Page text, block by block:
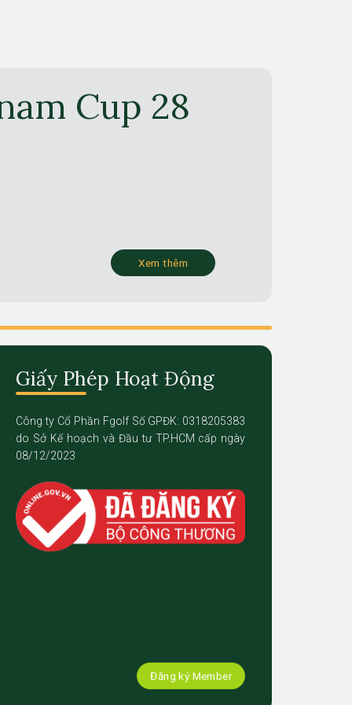
Cup 28
Xem thêm
Giấy Phép Hoạt Động
Công ty Cổ Phần Fgolf Số GPĐK: 0318205383
do Sở Kế hoạch và Đầu tư TP.HCM cấp ngày
08/12/2023
Đăng ký Member